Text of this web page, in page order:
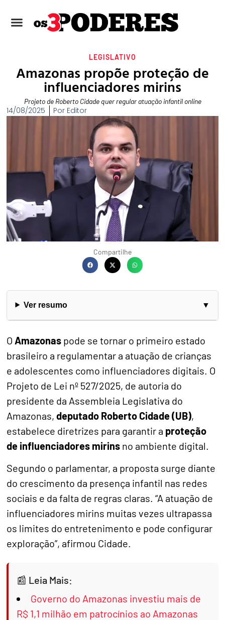
LEGISLATIVO
Amazonas propõe proteção de
influenciadores mirins
Projeto de Roberto Cidade quer regular atuação infantil online
14/08/2025 Por Editor
Compartilhe
Ver resumo
O Amazonas pode se tornar o primeiro estado
brasileiro a regulamentar a atuação de crianças
e adolescentes como influenciadores digitais. O
Projeto de Lei nº 527/2025, de autoria do
presidente da Assembleia Legislativa do
Amazonas,deputado Roberto Cidade (UB),
estabelece diretrizes para garantir a proteção
de influenciadores mirins no ambiente digital.
Segundo o parlamentar, a proposta surge diante
do crescimento da presença infantil nas redes
sociais e da falta de regras claras. “A atuação de
influenciadores mirins muitas vezes ultrapassa
os limites do entretenimento e pode configurar
exploração”, afirmou Cidade.
Leia Mais:
Governo do Amazonas investiu mais de
R$ 1,1 milhão em patrocínios ao Amazonas